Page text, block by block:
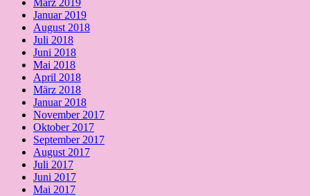
Januar 2019
August 2018
Juli 2018
Juni 2018
Mai 2018
April 2018
März 2018
Januar 2018
November 2017
Oktober 2017
September 2017
August 2017
Juli 2017
Juni 2017
Mai 2017